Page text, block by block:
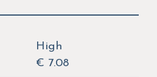
High
€ 7.08